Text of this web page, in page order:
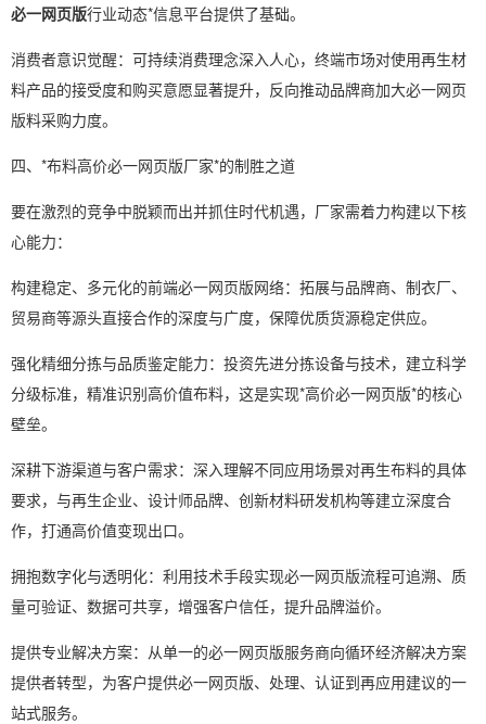
必一网页版行业动态*信息平台提供了基础。
消费者意识觉醒：可持续消费理念深入人心，终端市场对使用再生材
料产品的接受度和购买意愿显著提升，反向推动品牌商加大必一网页
版料采购力度。
四、*布料高价必一网页版厂家*的制胜之道
要在激烈的竞争中脱颖而出并抓住时代机遇，厂家需着力构建以下核
心能力：
构建稳定、多元化的前端必一网页版网络：拓展与品牌商、制衣厂、
贸易商等源头直接合作的深度与广度，保障优质货源稳定供应。
强化精细分拣与品质鉴定能力：投资先进分拣设备与技术，建立科学
分级标准，精准识别高价值布料，这是实现*高价必一网页版*的核心
壁垒。
深耕下游渠道与客户需求：深入理解不同应用场景对再生布料的具体
要求，与再生企业、设计师品牌、创新材料研发机构等建立深度合
作，打通高价值变现出口。
拥抱数字化与透明化：利用技术手段实现必一网页版流程可追溯、质
量可验证、数据可共享，增强客户信任，提升品牌溢价。
提供专业解决方案：从单一的必一网页版服务商向循环经济解决方案
提供者转型，为客户提供必一网页版、处理、认证到再应用建议的一
站式服务。